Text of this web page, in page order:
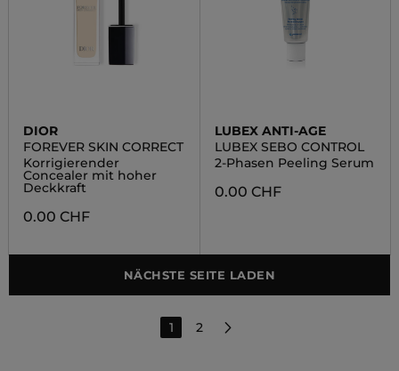
DIOR
FOREVER SKIN CORRECT
Korrigierender
Concealer mit hoher
Deckkraft
0.00 CHF
LUBEX ANTI-AGE
LUBEX SEBO CONTROL
2-Phasen Peeling Serum
0.00 CHF
NÄCHSTE SEITE LADEN
1 2